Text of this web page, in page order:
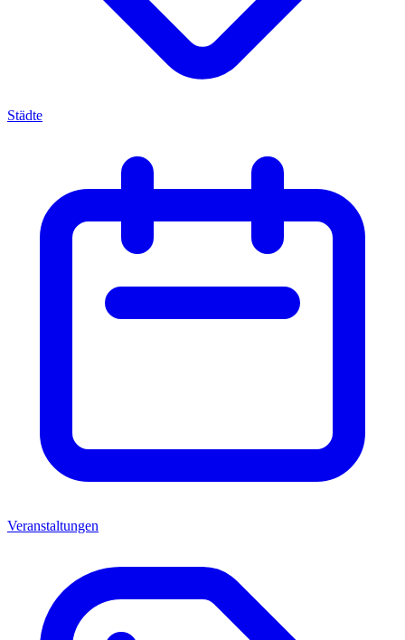
Städte
Veranstaltungen